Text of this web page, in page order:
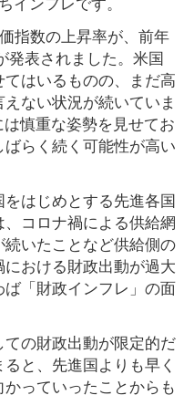
指数の上昇率が、前年
発表されました。米国
はいるものの、まだ高
ない状況が続いていま
慎重な姿勢を見せてお
らく続く可能性が高い
はじめとする先進各国
コロナ禍による供給網
いたことなど供給側の
おける財政出動が過大
「財政インフレ」の面
の財政出動が限定的だ
と、先進国よりも早く
っていったことからも